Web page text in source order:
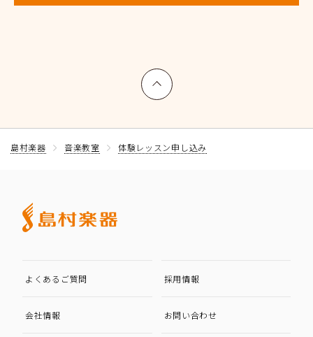
上へ戻る
島村楽器 音楽教室 体験レッスン申し込み
よくあるご質問 採用情報
会社情報 お問い合わせ